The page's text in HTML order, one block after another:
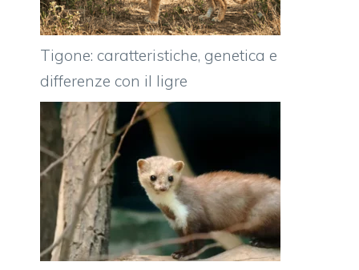
Tigone: caratteristiche, genetica e
differenze con il ligre